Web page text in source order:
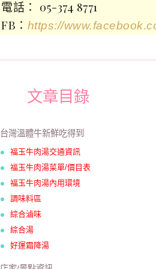
電話： 05-374 8771
FB： https://
文章目錄
台灣溫體牛新鮮吃得到
福玉牛肉湯交通資訊
福玉牛肉湯菜單/價目表
福玉牛肉湯內用環境
調味料區
綜合滷味
綜合湯
好運霜降湯